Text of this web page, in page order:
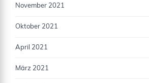
November 2021
Oktober 2021
April 2021
März 2021